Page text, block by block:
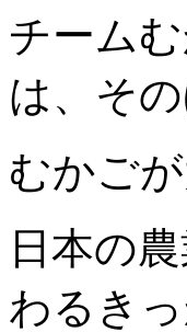
チーム
は、そ
むかご
日本の
わるき